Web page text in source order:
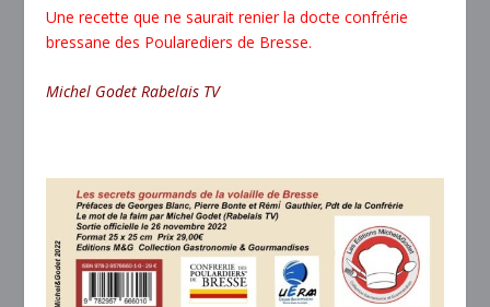
Une recette que ne saurait renier la docte confrérie
bressane des Poularediers de Bresse.
Michel Godet Rabelais TV